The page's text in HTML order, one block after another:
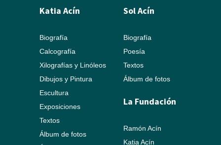
Katia Acín
Biografía
Calcografía
Xilografías y Linóleos
Dibujos y Pintura
Escultura
Exposiciones
Textos
Álbum de fotos
Sol Acín
Biografía
Poesía
Textos
Álbum de fotos
La Fundación
Ramón Acín
Katia Acín